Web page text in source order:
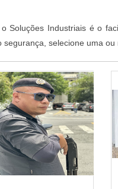
Soluções Industriais é o
selecione uma